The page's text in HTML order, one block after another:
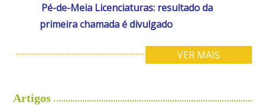
Pé-de-Meia Licenciaturas: resultado da
primeira chamada é divulgado
VER MAIS
Artigos